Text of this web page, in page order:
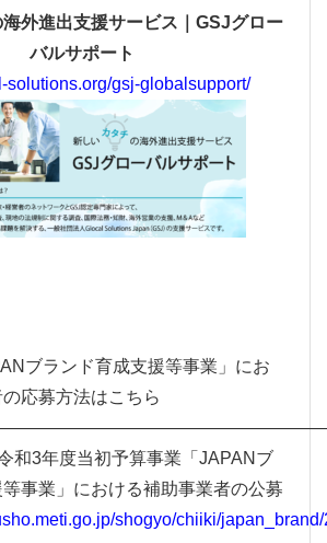
外進出支援サービス｜GSJグロー
バルサポート
solutions.org/gsj-globalsupport/
ブランド育成支援等事業」にお
応募方法はこちら
和3年度当初予算事業「JAPANブ
事業」における補助事業者の公募
shogyo/chiiki/